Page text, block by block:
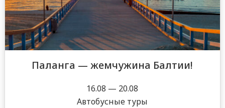
Паланга — жемчужина Балтии!
16.08 — 20.08
Автобусные туры